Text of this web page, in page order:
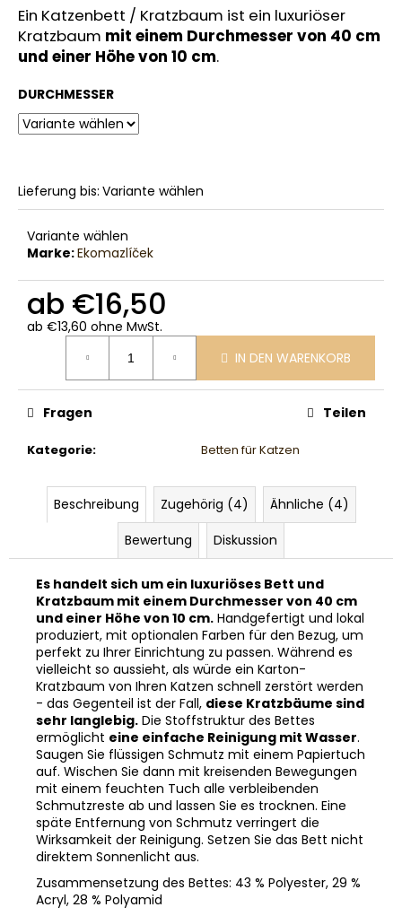
Ein Katzenbett / Kratzbaum ist ein luxuriöser
Kratzbaum mit einem Durchmesser von 40 cm
und einer Höhe von 10 cm.
DURCHMESSER
Lieferung bis: Variante wählen
Variante wählen
Marke:Ekomazlíček
ab €16,50
ab €13,60 ohne MwSt.
IN DEN WARENKORB
Kategorie: Betten für Katzen
Fragen Teilen
Beschreibung Zugehörig (4)
Ähnliche (4)
Bewertung
Diskussion
Es handelt sich um ein luxuriöses Bett und
Kratzbaum mit einem Durchmesser von 40 cm
und einer Höhe von 10 cm. Handgefertigt und lokal
produziert, mit optionalen Farben für den Bezug, um
perfekt zu Ihrer Einrichtung zu passen. Während es
vielleicht so aussieht, als würde ein Karton-
Kratzbaum von Ihren Katzen schnell zerstört werden
- das Gegenteil ist der Fall, diese Kratzbäume sind
sehr langlebig. Die Stoffstruktur des Bettes
ermöglicht eine einfache Reinigung mit Wasser.
Saugen Sie flüssigen Schmutz mit einem Papiertuch
auf. Wischen Sie dann mit kreisenden Bewegungen
mit einem feuchten Tuch alle verbleibenden
Schmutzreste ab und lassen Sie es trocknen. Eine
späte Entfernung von Schmutz verringert die
Wirksamkeit der Reinigung. Setzen Sie das Bett nicht
direktem Sonnenlicht aus.
Zusammensetzung des Bettes: 43 % Polyester, 29 %
Acryl, 28 % Polyamid